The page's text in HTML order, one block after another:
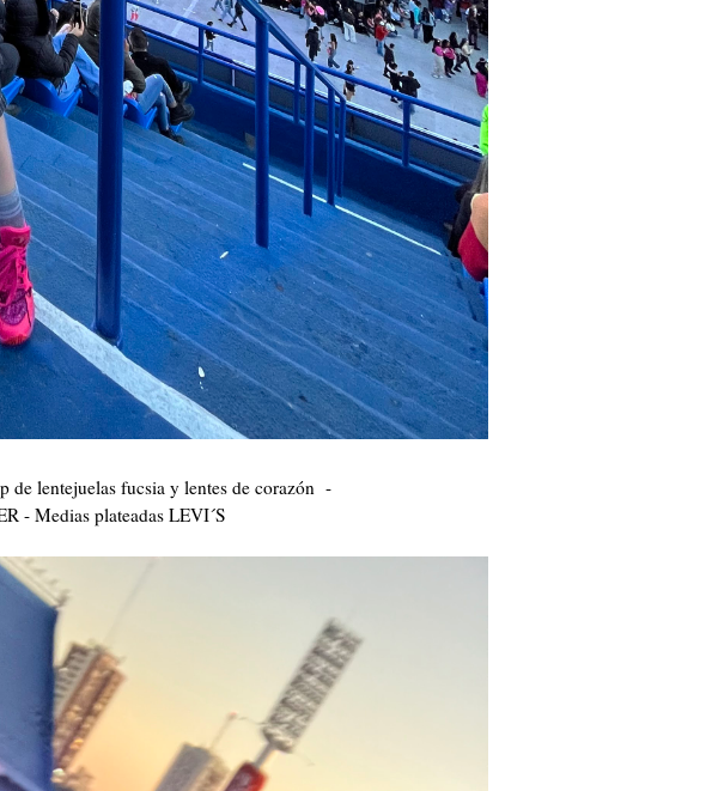
lentejuelas fucsia y lentes de corazón -
- Medias plateadas LEVI´S